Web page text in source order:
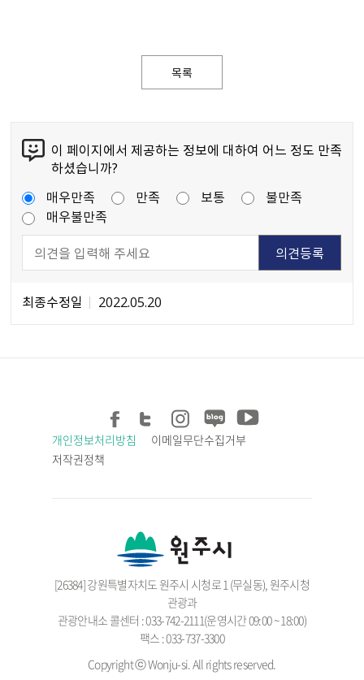
목록
이 페이지에서 제공하는 정보에 대하여 어느 정도 만족
하셨습니까?
매우만족
만족 보통
불만족
매우불만족
최종수정일 2022.05.20
개인정보처리방침
이메일무단수집거부
저작권정책
[26384] 강원특별자치도 원주시 시청로 1 (무실동), 원주시청
관광과
관광안내소 콜센터 : 033-742-2111(운영시간 09:00 ~ 18:00)
팩스 : 033-737-3300
Copyright ⓒ Wonju-si. All rights reserved.